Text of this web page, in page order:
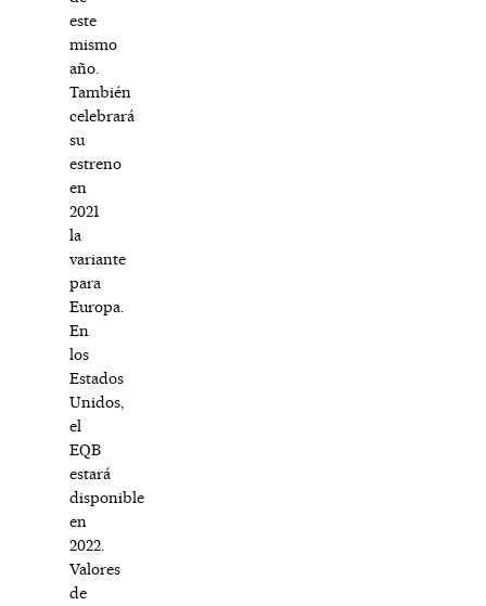
este
mismo
año.
También
celebrará
su
estreno
en
2021
la
variante
para
Europa.
En
los
Estados
Unidos,
el
EQB
estará
disponible
en
2022.
Valores
de